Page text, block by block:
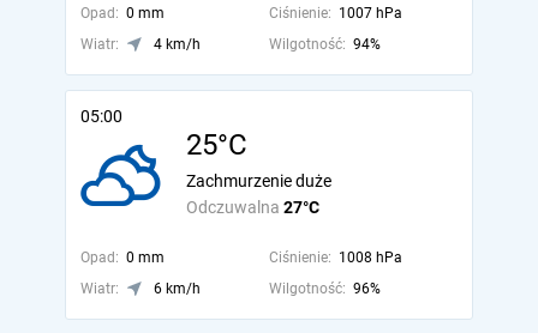
Opad: 0 mm Ciśnienie: 1007 hPa
Wiatr:
4 km/h Wilgotność: 94%
05:00
25°C
Odczuwalna 27°C
Zachmurzenie duże
Opad: 0 mm Ciśnienie: 1008 hPa
Wiatr:
6 km/h Wilgotność: 96%